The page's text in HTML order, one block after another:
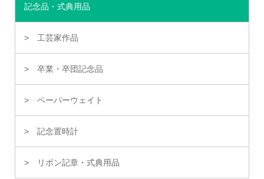
記念品・式典用品
工芸家作品
卒業・卒団記念品
ペーパーウェイト
記念置時計
リボン記章・式典用品